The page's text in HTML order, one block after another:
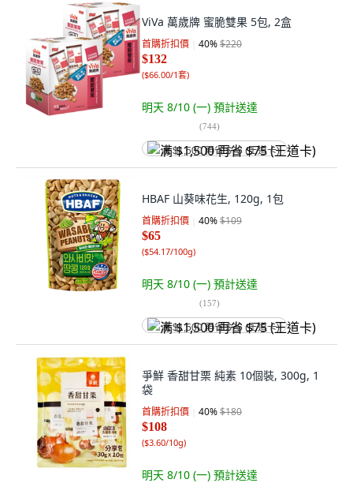
ViVa 萬歲牌 蜜脆雙果 5包, 2盒
首購折扣價 40%$220
$132
($66.00/1套)
明天 8/10 (一) 預計送達
(744)
满 $1,500 再省 $75 (王道卡)
HBAF 山葵味花生, 120g, 1包
首購折扣價 40%$109
$65
($54.17/100g)
明天 8/10 (一) 預計送達
(157)
满 $1,500 再省 $75 (王道卡)
爭鮮 香甜甘栗 純素 10個裝, 300g, 1
袋
首購折扣價 40%$180
$108
($3.60/10g)
明天 8/10 (一) 預計送達